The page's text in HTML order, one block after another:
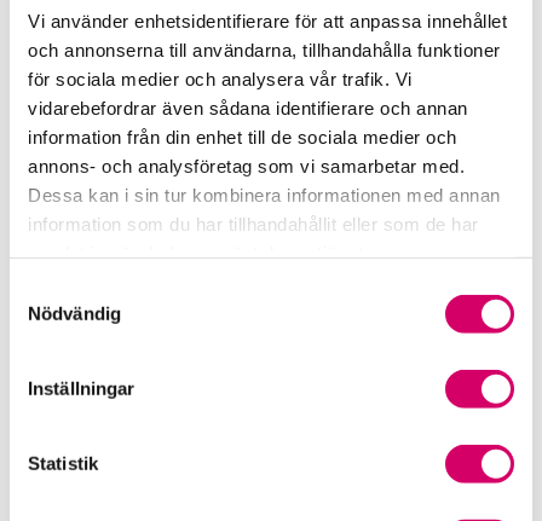
Vi använder enhetsidentifierare för att anpassa innehållet
och annonserna till användarna, tillhandahålla funktioner
för sociala medier och analysera vår trafik. Vi
vidarebefordrar även sådana identifierare och annan
information från din enhet till de sociala medier och
annons- och analysföretag som vi samarbetar med.
Dessa kan i sin tur kombinera informationen med annan
information som du har tillhandahållit eller som de har
Nödvändig
Inställningar
Statistik
Srf Uttalanden och vägledningar
Viktiga dagar till din kalender
Kalendarium
Viktiga branschfrågor
Medlemsrabatter från våra Srf Partners
Validera lönekurser – för utbildningsleverantörer